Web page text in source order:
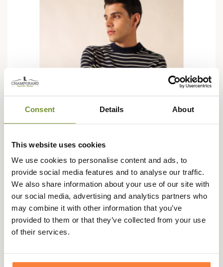
Consent Details About
This website uses cookies
We use cookies to personalise content and ads, to
provide social media features and to analyse our traffic.
We also share information about your use of our site with
our social media, advertising and analytics partners who
may combine it with other information that you’ve
provided to them or that they’ve collected from your use
of their services.
SAINT JAMES
Pull Matelot rayé Saint James
159,95 €